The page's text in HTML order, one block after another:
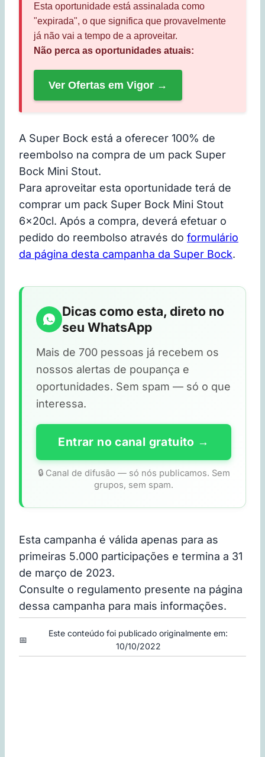
Esta oportunidade está assinalada como
"expirada", o que significa que provavelmente
já não vai a tempo de a aproveitar.
Não perca as oportunidades atuais:
Ver Ofertas em Vigor →
A Super Bock está a oferecer 100% de
reembolso na compra de um pack Super
Bock Mini Stout.
Para aproveitar esta oportunidade terá de
comprar um pack Super Bock Mini Stout
6x20cl. Após a compra, deverá efetuar o
pedido do reembolso através do formulário
da página desta campanha da Super Bock.
Dicas como esta, direto no
seu WhatsApp
Mais de 700 pessoas já recebem os
nossos alertas de poupança e
oportunidades. Sem spam — só o que
interessa.
Entrar no canal gratuito →
🔒 Canal de difusão — só nós publicamos. Sem
grupos, sem spam.
Esta campanha é válida apenas para as
primeiras 5.000 participações e termina a 31
de março de 2023.
Consulte o regulamento presente na página
dessa campanha para mais informações.
📅
Este conteúdo foi publicado originalmente em:
10/10/2022